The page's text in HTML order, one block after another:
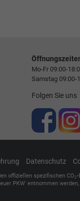
Mo-Fr 09:00-
Samstag 09:00-
Folgen Sie uns
Datenschutz
offiziellen spezifischen CO2-
PKW' entnommen